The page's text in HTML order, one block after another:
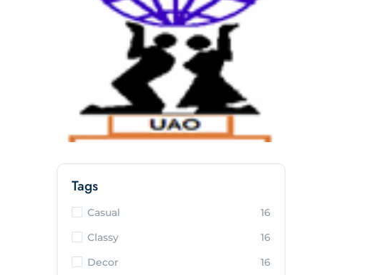
Tags
Casual
16
Classy
16
Decor
16